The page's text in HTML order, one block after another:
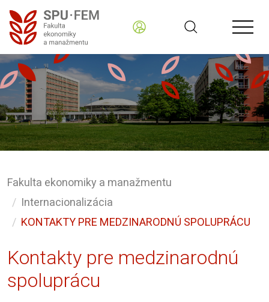
Fakulta ekonomiky a manažmentu
Internacionalizácia
KONTAKTY PRE MEDZINARODNÚ SPOLUPRÁCU
Kontakty pre medzinarodnú
spoluprácu